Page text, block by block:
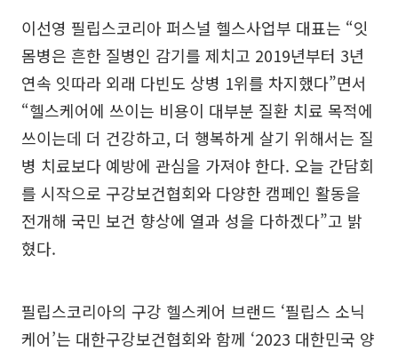
이선영 필립스코리아 퍼스널 헬스사업부 대표는 “잇
몸병은 흔한 질병인 감기를 제치고 2019년부터 3년
연속 잇따라 외래 다빈도 상병 1위를 차지했다”면서
“헬스케어에 쓰이는 비용이 대부분 질환 치료 목적에
쓰이는데 더 건강하고, 더 행복하게 살기 위해서는 질
병 치료보다 예방에 관심을 가져야 한다. 오늘 간담회
를 시작으로 구강보건협회와 다양한 캠페인 활동을
전개해 국민 보건 향상에 열과 성을 다하겠다”고 밝
혔다.
필립스코리아의 구강 헬스케어 브랜드 ‘필립스 소닉
케어’는 대한구강보건협회와 함께 ‘2023 대한민국 양